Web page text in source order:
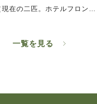
在の二匹。ホテルフロン…
一覧を見る